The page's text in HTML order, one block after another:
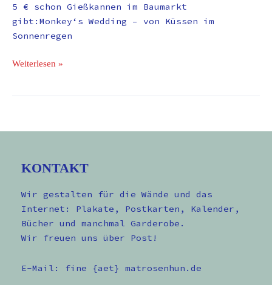
5 € schon Gießkannen im Baumarkt
gibt:Monkey‘s Wedding – von Küssen im
Sonnenregen
Weiterlesen »
KONTAKT
Wir gestalten für die Wände und das
Internet: Plakate, Postkarten, Kalender,
Bücher und manchmal Garderobe.
Wir freuen uns über Post!
E-Mail: fine {aet} matrosenhun.de